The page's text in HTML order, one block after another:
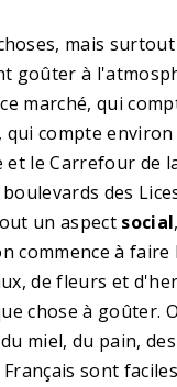
mais
goûter à
marché, qui
qui compte
le Carrefour de
des
un aspect social
commence à
de fleurs et
chose à goûter.
miel, du pain,
sont